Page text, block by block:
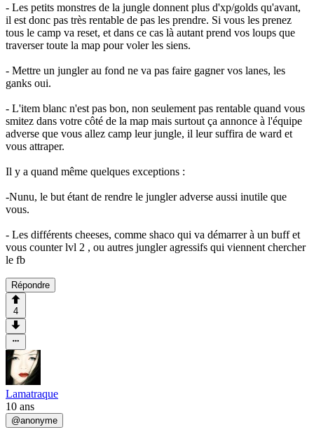
- Les petits monstres de la jungle donnent plus d'xp/golds qu'avant,
il est donc pas très rentable de pas les prendre. Si vous les prenez
tous le camp va reset, et dans ce cas là autant prend vos loups que
traverser toute la map pour voler les siens.
- Mettre un jungler au fond ne va pas faire gagner vos lanes, les
ganks oui.
- L'item blanc n'est pas bon, non seulement pas rentable quand vous
smitez dans votre côté de la map mais surtout ça annonce à l'équipe
adverse que vous allez camp leur jungle, il leur suffira de ward et
vous attraper.
Il y a quand même quelques exceptions :
-Nunu, le but étant de rendre le jungler adverse aussi inutile que
vous.
- Les différents cheeses, comme shaco qui va démarrer à un buff et
vous counter lvl 2 , ou autres jungler agressifs qui viennent chercher
le fb
Répondre
4
Lamatraque
10 ans
@anonyme